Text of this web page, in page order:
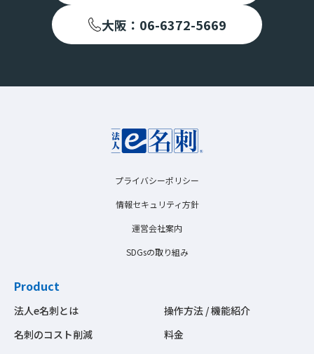
大阪：06-6372-5669
プライバシーポリシー
情報セキュリティ方針
運営会社案内
SDGsの取り組み
Product
法人e名刺とは
名刺のコスト削減
操作方法 / 機能紹介
料金